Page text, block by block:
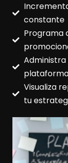
constante
Programa
Administra
Visualiza
tu